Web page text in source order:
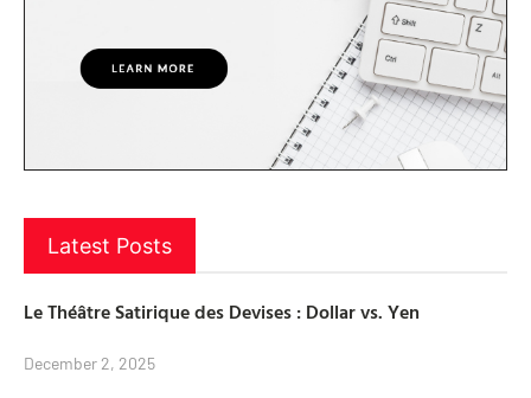
Latest Posts
Le Théâtre Satirique des Devises : Dollar vs. Yen
December 2, 2025